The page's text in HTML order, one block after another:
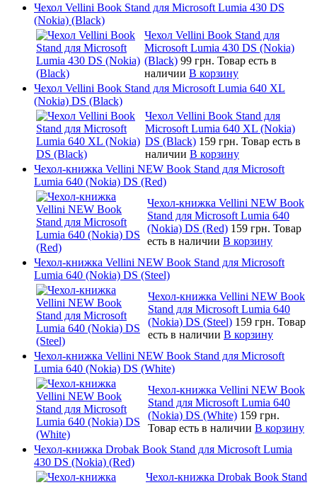
Чехол Vellini Book Stand для Microsoft Lumia 430 DS
(Nokia) (Black)
Чехол Vellini Book Stand для
Microsoft Lumia 430 DS (Nokia)
(Black) 99 грн. Товар есть в
наличии В корзину
Чехол Vellini Book Stand для Microsoft Lumia 640 XL
(Nokia) DS (Black)
Чехол Vellini Book Stand для
Microsoft Lumia 640 XL (Nokia)
DS (Black) 159 грн. Товар есть в
наличии В корзину
Чехол-книжка Vellini NEW Book Stand для Microsoft
Lumia 640 (Nokia) DS (Red)
Чехол-книжка Vellini NEW Book
Stand для Microsoft Lumia 640
(Nokia) DS (Red) 159 грн. Товар
есть в наличии В корзину
Чехол-книжка Vellini NEW Book Stand для Microsoft
Lumia 640 (Nokia) DS (Steel)
Чехол-книжка Vellini NEW Book
Stand для Microsoft Lumia 640
(Nokia) DS (Steel) 159 грн. Товар
есть в наличии В корзину
Чехол-книжка Vellini NEW Book Stand для Microsoft
Lumia 640 (Nokia) DS (White)
Чехол-книжка Vellini NEW Book
Stand для Microsoft Lumia 640
(Nokia) DS (White) 159 грн.
Товар есть в наличии В корзину
Чехол-книжка Drobak Book Stand для Microsoft Lumia
430 DS (Nokia) (Red)
Чехол-книжка Drobak Book Stand